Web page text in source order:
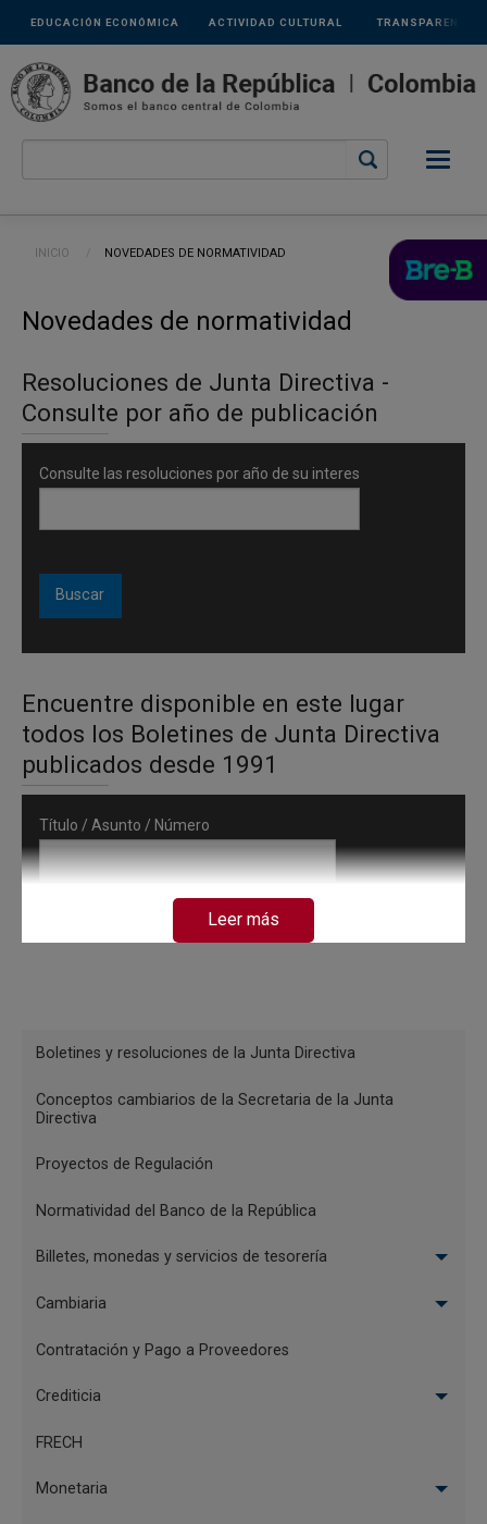
Pasar al contenido principal
Links
secundarios
ACTIVIDAD CULTURAL
EDUCACIÓN ECONÓMICA TRANSPARENCIA
Ruta de navegación
INICIO CURRENT:
NOVEDADES DE NORMATIVIDAD
Novedades de normatividad
Resoluciones de Junta Directiva -
Consulte por año de publicación
Consulte las resoluciones por año de su interes
Encuentre disponible en este lugar
todos los Boletines de Junta Directiva
publicados desde 1991
Título / Asunto / Número
A continuación encuentre el consecutivo de documentos.
Boletines y resoluciones de la Junta Directiva
20
Circular Reglamentaria Externa DSP-465 del 6 de
sistemas de pago de bajo valor inmediatos
Leer más
Menu
Boletines y resoluciones de la Junta Directiva
Conceptos cambiarios de la Secretaria de la Junta
Directiva
Proyectos de Regulación
Normatividad del Banco de la República
Billetes, monedas y servicios de tesorería
Cambiaria
Contratación y Pago a Proveedores
Crediticia
FRECH
Monetaria